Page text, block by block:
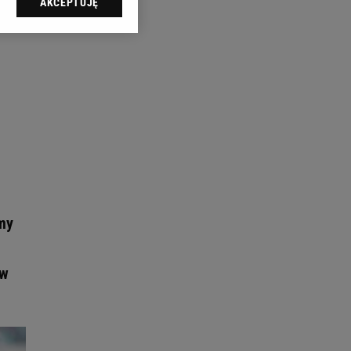
sp. z o.o., jej
swoje preferencje
celów identyfikacji.